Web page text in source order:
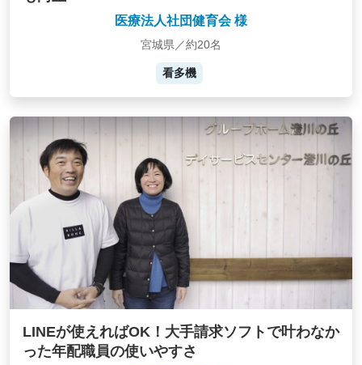
医療法人社団健育会 様
宮城県／約20名
看多機
LINEが使えればOK！大手請求ソフトで叶わなか
った年配職員の使いやすさ